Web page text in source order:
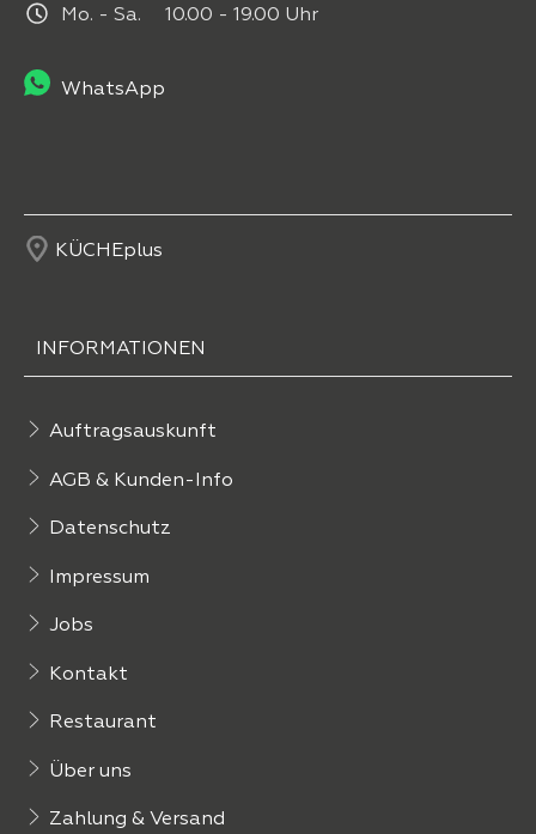
Mo. - Sa. 10.00 - 19.00 Uhr
WhatsApp
KÜCHEplus
INFORMATIONEN
Auftragsauskunft
AGB & Kunden-Info
Datenschutz
Impressum
Jobs
Kontakt
Restaurant
Über uns
Zahlung & Versand